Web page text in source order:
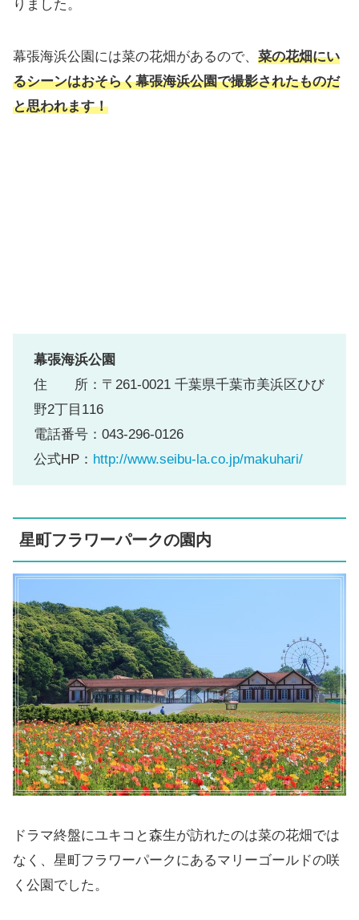
りました。
幕張海浜公園には菜の花畑があるので、 菜の花畑にい
るシーンはおそらく幕張海浜公園で撮影されたものだ
と思われます！
幕張海浜公園
住 所：〒261-0021 千葉県千葉市美浜区ひび
野2丁目116
電話番号：043-296-0126
公式HP： http://www.seibu-la.co.jp/makuhari/
星町フラワーパークの園内
ドラマ終盤にユキコと森生が訪れたのは菜の花畑では
なく、星町フラワーパークにあるマリーゴールドの咲
く公園でした。